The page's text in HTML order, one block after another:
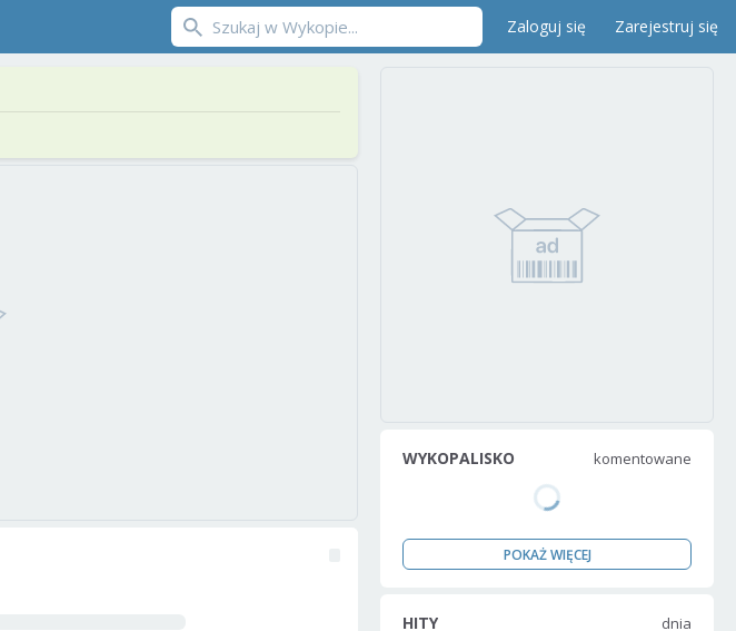
Zaloguj się Zarejestruj się
WYKOPALISKO komentowane
POKAŻ WIĘCEJ
HITY dnia